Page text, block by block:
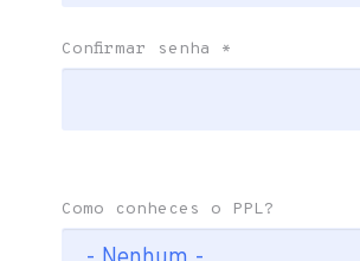
Confirmar senha *
Como conheces o PPL?